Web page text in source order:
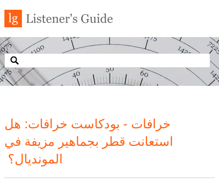
خرافات - بودكاست خرافات: هل
استعانت قطر بجماهير مزيفة في
المونديال؟ ‏